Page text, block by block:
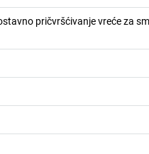
pričvršćivanje vreće za